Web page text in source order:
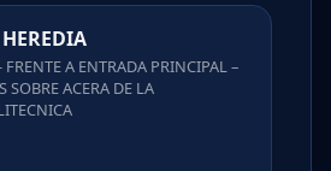
A ENTRADA PRINCIPAL –
SOBRE ACERA DE LA